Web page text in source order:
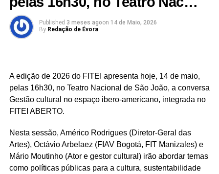
Published 3 meses agoon 14 de Maio, 2026
By Redação de Évora
A edição de 2026 do FITEI apresenta hoje, 14 de maio,
pelas 16h30, no Teatro Nacional de São João, a conversa
Gestão cultural no espaço ibero-americano, integrada no
FITEI ABERTO.
Nesta sessão, Américo Rodrigues (Diretor-Geral das
Artes), Octávio Arbelaez (FIAV Bogotá, FIT Manizales) e
Mário Moutinho (Ator e gestor cultural) irão abordar temas
como políticas públicas para a cultura, sustentabilidade